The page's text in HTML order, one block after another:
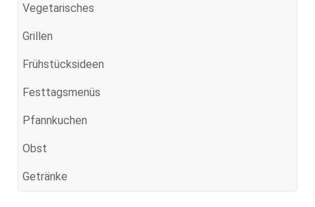
Vegetarisches
Grillen
Frühstücksideen
Festtagsmenüs
Pfannkuchen
Obst
Getränke